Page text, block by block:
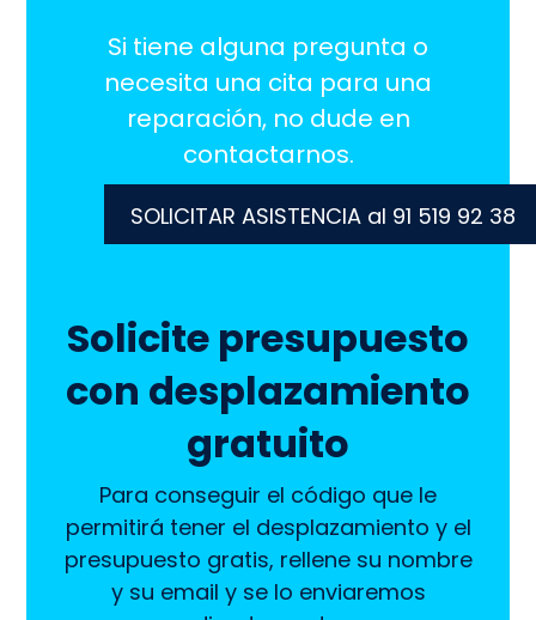
Si tiene alguna pregunta o
necesita una cita para una
reparación, no dude en
contactarnos.
SOLICITAR ASISTENCIA al 91 519 92 38
Solicite presupuesto
con desplazamiento
gratuito
Para conseguir el código que le
permitirá tener el desplazamiento y el
presupuesto gratis, rellene su nombre
y su email y se lo enviaremos